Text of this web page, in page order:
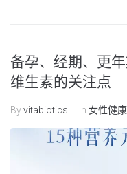
备孕、经期、更
维生素的关注点
Byvitabiotics In 女性健康